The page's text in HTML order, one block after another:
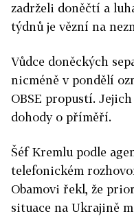
zadrželi doněčtí a
týdnů je vězní na
Vůdce doněckých
nicméně v pondělí
OBSE propustí.
dohody o příměří.
Šéf Kremlu podle
telefonickém
Obamovi řekl, že
situace na Ukrajině